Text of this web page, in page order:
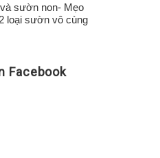
sườn non- Mẹo
loại sườn vô cùng
Facebook